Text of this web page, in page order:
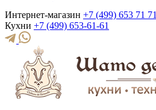
Интернет-магазин +7 (499) 653 71 71
Кухни +7 (499) 653-61-61